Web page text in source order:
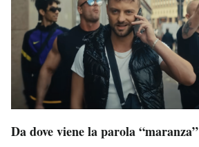
Da dove viene la parola “maranza”